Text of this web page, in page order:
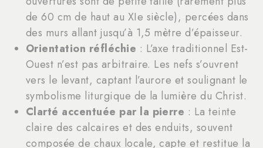
de 60 cm de haut au XIe siècle), percées dans
des murs allant jusqu’à 1,5 mètre d’épaisseur.
Orientation réfléchie : L’axe traditionnel Est-
Ouest n’est pas arbitraire. Les nefs s’ouvrent
vers le levant, captant l’aurore et soulignant le
symbolisme liturgique de la lumière du Christ.
Clarté accentuée par la pierre : La teinte
claire des calcaires et des enduits, souvent
composée de chaux locale, capte et restitue la